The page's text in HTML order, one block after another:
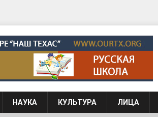
НАУКА КУЛЬТУРА ЛИЦА